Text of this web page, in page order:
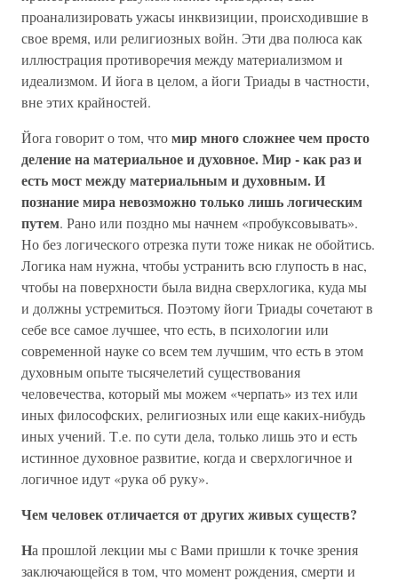
проанализировать ужасы инквизиции, происходившие в
свое время, или религиозных войн. Эти два полюса как
иллюстрация противоречия между материализмом и
идеализмом. И йога в целом, а йоги Триады в частности,
вне этих крайностей.
Йога говорит о том, чтомир много сложнее чем просто
деление на материальное и духовное. Мир - как раз и
есть мост между материальным и духовным. И
познание мира невозможно только лишь логическим
путем. Рано или поздно мы начнем «пробуксовывать».
Но без логического отрезка пути тоже никак не обойтись.
Логика нам нужна, чтобы устранить всю глупость в нас,
чтобы на поверхности была видна сверхлогика, куда мы
и должны устремиться. Поэтому йоги Триады сочетают в
себе все самое лучшее, что есть, в психологии или
современной науке со всем тем лучшим, что есть в этом
духовным опыте тысячелетий существования
человечества, который мы можем «черпать» из тех или
иных философских, религиозных или еще каких-нибудь
иных учений. Т.е. по сути дела, только лишь это и есть
истинное духовное развитие, когда и сверхлогичное и
логичное идут «рука об руку».
Чем человек отличается от других живых существ?
На прошлой лекции мы с Вами пришли к точке зрения
заключающейся в том, что момент рождения, смерти и